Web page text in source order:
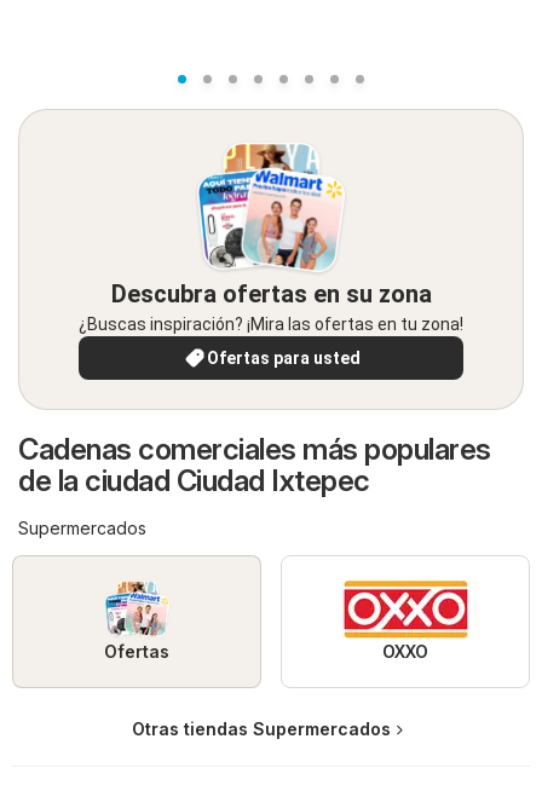
Descubra ofertas en su zona
¿Buscas inspiración? ¡Mira las ofertas en tu zona!
Ofertas para usted
Cadenas comerciales más populares
de la ciudad Ciudad Ixtepec
Supermercados
Ofertas OXXO
Otras tiendas Supermercados